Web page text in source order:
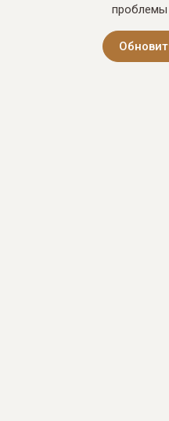
проблемы